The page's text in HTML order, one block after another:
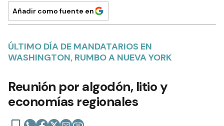
Añadir como fuente en
ÚLTIMO DÍA DE MANDATARIOS EN
WASHINGTON, RUMBO A NUEVA YORK
Reunión por algodón, litio y
economías regionales